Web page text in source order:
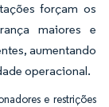
forçam os
maiores e
aumentando
operacional.
e restrições